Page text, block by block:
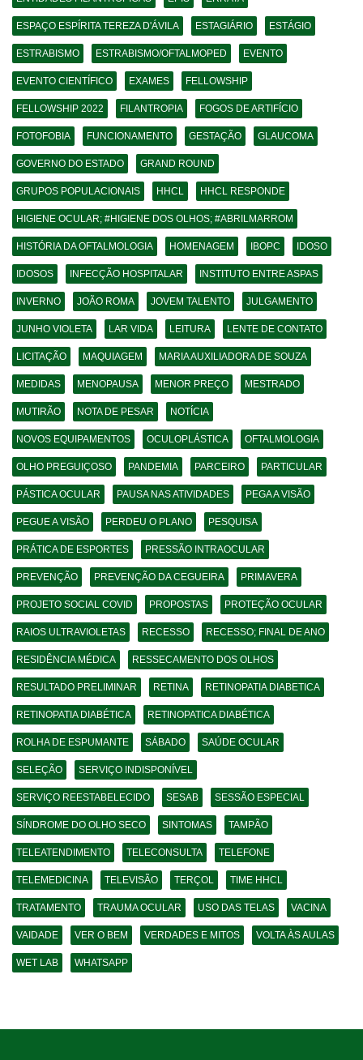
ESPAÇO ESPÍRITA TEREZA D'ÁVILA ESTAGIÁRIO ESTÁGIO
ESTRABISMO ESTRABISMO/OFTALMOPED EVENTO
EVENTO CIENTÍFICO EXAMES FELLOWSHIP
FELLOWSHIP 2022 FILANTROPIA FOGOS DE ARTIFÍCIO
FOTOFOBIA FUNCIONAMENTO GESTAÇÃO GLAUCOMA
GOVERNO DO ESTADO GRAND ROUND
GRUPOS POPULACIONAIS HHCL HHCL RESPONDE
HIGIENE OCULAR; #HIGIENE DOS OLHOS; #ABRILMARROM
HISTÓRIA DA OFTALMOLOGIA HOMENAGEM IBOPC IDOSO
IDOSOS INFECÇÃO HOSPITALAR INSTITUTO ENTRE ASPAS
INVERNO JOÃO ROMA JOVEM TALENTO JULGAMENTO
JUNHO VIOLETA LAR VIDA LEITURA LENTE DE CONTATO
LICITAÇÃO MAQUIAGEM MARIA AUXILIADORA DE SOUZA
MEDIDAS MENOPAUSA MENOR PREÇO MESTRADO
MUTIRÃO NOTA DE PESAR NOTÍCIA
NOVOS EQUIPAMENTOS OCULOPLÁSTICA OFTALMOLOGIA
OLHO PREGUIÇOSO PANDEMIA PARCEIRO PARTICULAR
PÁSTICA OCULAR PAUSA NAS ATIVIDADES PEGA A VISÃO
PEGUE A VISÃO PERDEU O PLANO PESQUISA
PRÁTICA DE ESPORTES PRESSÃO INTRAOCULAR
PREVENÇÃO PREVENÇÃO DA CEGUEIRA PRIMAVERA
PROJETO SOCIAL COVID PROPOSTAS PROTEÇÃO OCULAR
RAIOS ULTRAVIOLETAS RECESSO RECESSO; FINAL DE ANO
RESIDÊNCIA MÉDICA RESSECAMENTO DOS OLHOS
RESULTADO PRELIMINAR RETINA RETINOPATIA DIABETICA
RETINOPATIA DIABÉTICA RETINOPATICA DIABÉTICA
ROLHA DE ESPUMANTE SÁBADO SAÚDE OCULAR
SELEÇÃO SERVIÇO INDISPONÍVEL
SERVIÇO REESTABELECIDO SESAB SESSÃO ESPECIAL
SÍNDROME DO OLHO SECO SINTOMAS TAMPÃO
TELEATENDIMENTO TELECONSULTA TELEFONE
TELEMEDICINA TELEVISÃO TERÇOL TIME HHCL
TRATAMENTO TRAUMA OCULAR USO DAS TELAS VACINA
VAIDADE VER O BEM VERDADES E MITOS VOLTA ÀS AULAS
WET LAB WHATSAPP